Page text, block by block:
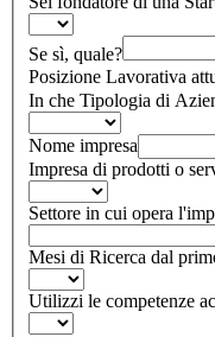
Se sì, quale?
Posizione Lavorativa
In che Tipologia di
Nome impresa
Impresa di prodotti o
Settore in cui opera
Mesi di Ricerca dal
Utilizzi le competenze